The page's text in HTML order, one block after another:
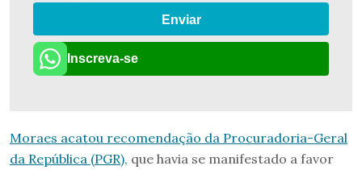
Enviar
Inscreva-se
Moraes acatou recomendação da Procuradoria-Geral
da República (PGR), que havia se manifestado a favor